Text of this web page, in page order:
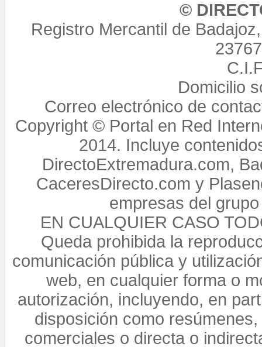
©
Registro Mercantil de
Domicilio
Correo electrónico de
Copyright © Portal en Red
2014. Incluye
DirectoExtremadura.com,
CaceresDirecto.com y
empresas del
EN CUALQUIER CASO
Queda prohibida la
comunicación pública y
web, en cualquier forma o
autorización, incluyendo, en
disposición como
comerciales o directa o